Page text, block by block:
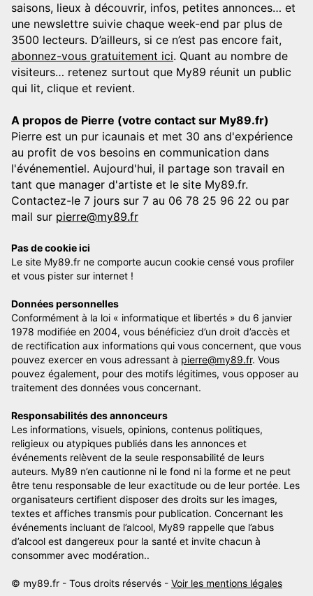
saisons, lieux à découvrir, infos, petites annonces… et
une newslettre suivie chaque week-end par plus de
3500 lecteurs. D’ailleurs, si ce n’est pas encore fait,
abonnez-vous gratuitement ici. Quant au nombre de
visiteurs… retenez surtout que My89 réunit un public
qui lit, clique et revient.
A propos de Pierre (votre contact sur My89.fr)
Pierre est un pur icaunais et met 30 ans d'expérience
au profit de vos besoins en communication dans
l'événementiel. Aujourd'hui, il partage son travail en
tant que manager d'artiste et le site My89.fr.
Contactez-le 7 jours sur 7 au 06 78 25 96 22 ou par
mail sur pierre@my89.fr
Pas de cookie ici
Le site My89.fr ne comporte aucun cookie censé vous profiler
et vous pister sur internet !
Données personnelles
Conformément à la loi « informatique et libertés » du 6 janvier
1978 modifiée en 2004, vous bénéficiez d’un droit d’accès et
de rectification aux informations qui vous concernent, que vous
pouvez exercer en vous adressant à pierre@my89.fr. Vous
pouvez également, pour des motifs légitimes, vous opposer au
traitement des données vous concernant.
Responsabilités des annonceurs
Les informations, visuels, opinions, contenus politiques,
religieux ou atypiques publiés dans les annonces et
événements relèvent de la seule responsabilité de leurs
auteurs. My89 n’en cautionne ni le fond ni la forme et ne peut
être tenu responsable de leur exactitude ou de leur portée. Les
organisateurs certifient disposer des droits sur les images,
textes et affiches transmis pour publication. Concernant les
événements incluant de l’alcool, My89 rappelle que l’abus
d’alcool est dangereux pour la santé et invite chacun à
consommer avec modération..
© my89.fr - Tous droits réservés - Voir les mentions légales